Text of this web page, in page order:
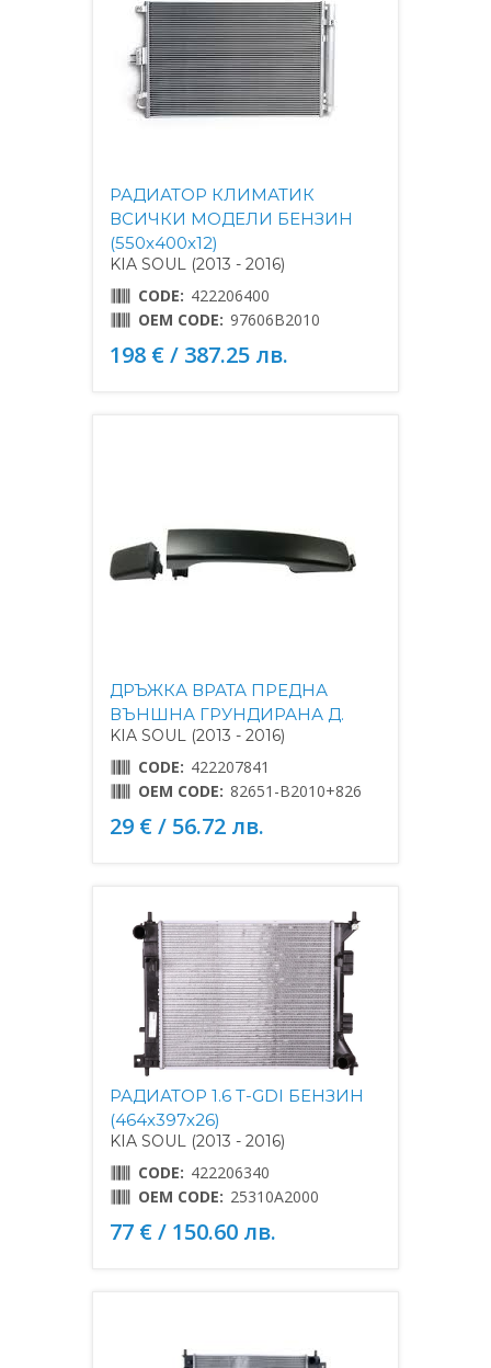
РАДИАТОР КЛИМАТИК
ВСИЧКИ МОДЕЛИ БЕНЗИН
(550x400x12)
KIA SOUL (2013 - 2016)
CODE: 422206400
OEM CODE: 97606B2010
198 € / 387.25 лв.
ДРЪЖКА ВРАТА ПРЕДНА
ВЪНШНА ГРУНДИРАНА Д.
KIA SOUL (2013 - 2016)
CODE: 422207841
OEM CODE: 82651-B2010+826
29 € / 56.72 лв.
РАДИАТОР 1.6 T-GDI БЕНЗИН
(464x397x26)
KIA SOUL (2013 - 2016)
CODE: 422206340
OEM CODE: 25310A2000
77 € / 150.60 лв.